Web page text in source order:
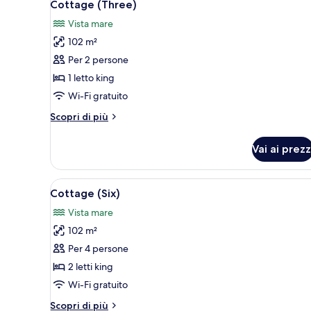
tutte
le
foto
per
Cottage
(Three)
Cottage (Three)
Vista mare
102 m²
Per 2 persone
1 letto king
Wi-Fi gratuito
Scopri di più
Altri
(Three)
Vai ai
Apri
tutte
le
foto
per
Cottage
(Six)
Una camera d'albergo con
8
Cottage (Six)
Vista mare
102 m²
Per 4 persone
2 letti king
Wi-Fi gratuito
Scopri di più
Altri